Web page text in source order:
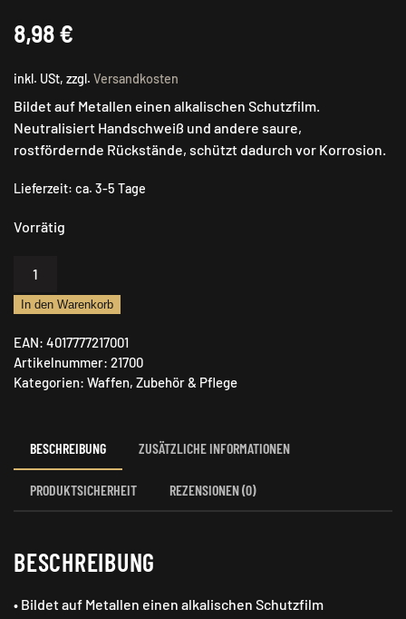
8,98 €
inkl. USt, zzgl. Versandkosten
Bildet auf Metallen einen alkalischen Schutzfilm.
Neutralisiert Handschweiß und andere saure,
rostfördernde Rückstände, schützt dadurch vor Korrosion.
Lieferzeit: ca. 3-5 Tage
Vorrätig
Spray,
ml
Menge
In den Warenkorb
EAN: 4017777217001
Artikelnummer: 21700
Kategorien: Waffen, Zubehör & Pflege
BESCHREIBUNG ZUSÄTZLICHE INFORMATIONEN
PRODUKTSICHERHEIT REZENSIONEN (0)
BESCHREIBUNG
• Bildet auf Metallen einen alkalischen Schutzfilm